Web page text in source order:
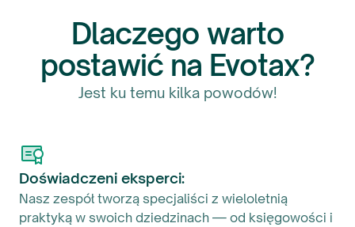
Dlaczego warto
postawić na Evotax?
Jest ku temu kilka powodów!
Doświadczeni eksperci:
Nasz zespół tworzą specjaliści z wieloletnią
praktyką w swoich dziedzinach — od księgowości i